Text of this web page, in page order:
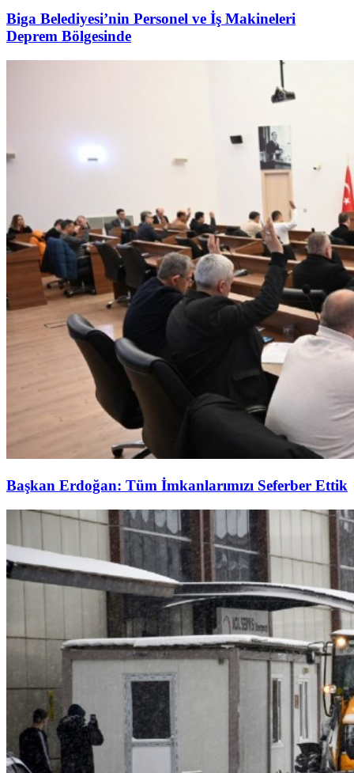
Biga Belediyesi’nin Personel ve İş Makineleri
Deprem Bölgesinde
Başkan Erdoğan: Tüm İmkanlarımızı Seferber Ettik